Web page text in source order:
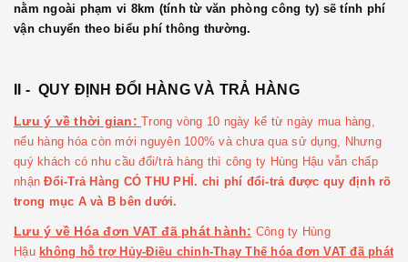
nằm ngoài phạm vi 8km (tính từ văn phòng công ty) sẽ tính phí
vận chuyển theo biểu phí thông thường.
II - QUY ĐỊNH ĐỔI HÀNG VÀ TRẢ HÀNG
Lưu ý về thời gian: Trong vòng 10 ngày kể từ ngày mua hàng,
nếu hàng hóa còn mới nguyên 100% và chưa qua sử dụng, Nhưng
quý khách có nhu cầu đổi/trả hàng thì công ty Hùng Hậu vẫn chấp
nhận Đổi-Trả Hàng CÓ THU PHÍ. chi phí đổi-trả được quy định rõ
trong mục A và B bên dưới.
Lưu ý về Hóa đơn VAT đã phát hành: Công ty Hùng
Hậu không hỗ trợ Hủy-Điều chỉnh-Thay Thế hóa đơn VAT đã phát